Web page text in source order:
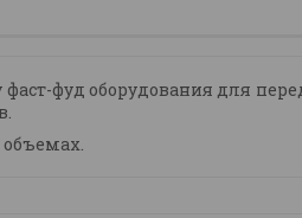
фаст-фуд оборудования для